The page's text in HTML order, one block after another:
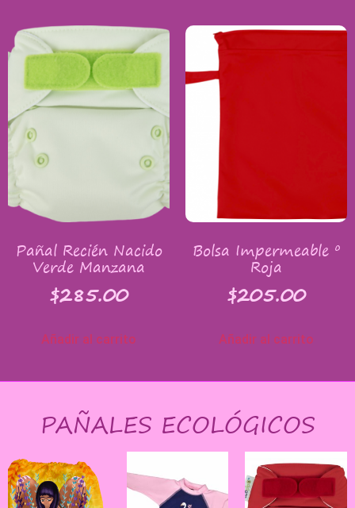
Pañal Recién Nacido
Verde Manzana
$285.00
Añadir al carrito
Bolsa Impermeable º
Roja
$205.00
Añadir al carrito
PAÑALES ECOLÓGICOS